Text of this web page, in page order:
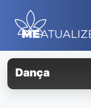
contenido
Dança